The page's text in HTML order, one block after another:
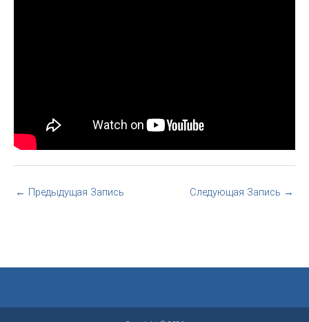
← Предыдущая Запись Следующая Запись →